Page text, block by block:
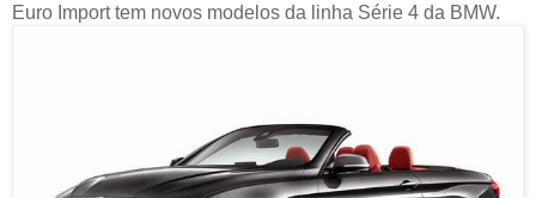
Euro Import tem novos modelos da linha Série 4 da BMW.